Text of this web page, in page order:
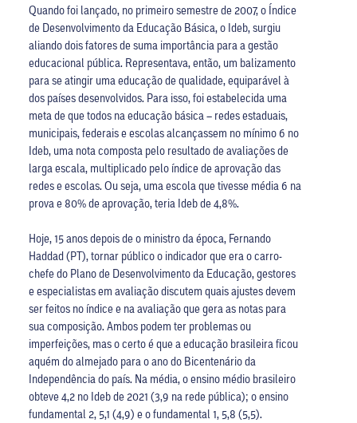
Quando foi lançado, no primeiro semestre de 2007, o Índice
de Desenvolvimento da Educação Básica, o Ideb, surgiu
aliando dois fatores de suma importância para a gestão
educacional pública. Representava, então, um balizamento
para se atingir uma educação de qualidade, equiparável à
dos paí­ses desenvolvidos. Para isso, foi estabelecida uma
meta de que todos na educação básica – redes estaduais,
municipais, federais e escolas alcançassem no mínimo 6 no
Ideb, uma nota composta pelo resultado de avaliações de
larga escala, multiplicado pelo índice de aprovação das
redes e escolas. Ou seja, uma escola que tivesse média 6 na
prova e 80% de aprovação, teria Ideb de 4,8%.
Hoje, 15 anos depois de o ministro da época, Fernando
Haddad (PT), tornar público o indicador que era o carro-
chefe do Plano de Desenvolvimento da Educação, gestores
e especialistas em avaliação discutem quais ajustes devem
ser feitos no índice e na avaliação que gera as notas para
sua composição. Ambos podem ter problemas ou
imperfeições, mas o certo é que a educação brasileira ficou
aquém do almejado para o ano do Bicentenário da
Independência do país. Na média, o ensino médio brasileiro
obteve 4,2 no Ideb de 2021 (3,9 na rede pública); o ensino
fundamental 2, 5,1 (4,9) e o fundamental 1, 5,8 (5,5).